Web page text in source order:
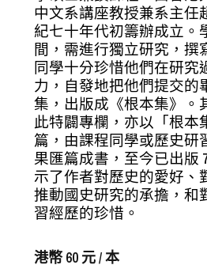
中文系講座教授兼系主任
紀七十年代初籌辦成立。
間，需進行獨立研究，撰
同學十分珍惜他們在研究
力，自發地把他們提交的
集，出版成《根本集》。
此特闢專欄，亦以「根本
篇，由課程同學或歷史研
果匯篇成書，至今已出版
示了作者對歷史的愛好、
推動國史研究的承擔，和
習經歷的珍惜。
港幣 60 元 / 本